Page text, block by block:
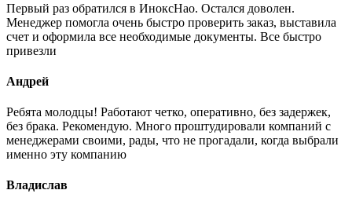
Первый раз обратился в ИноксНао. Остался доволен.
Менеджер помогла очень быстро проверить заказ, выставила
счет и оформила все необходимые документы. Все быстро
привезли
Андрей
Ребята молодцы! Работают четко, оперативно, без задержек,
без брака. Рекомендую. Много проштудировали компаний с
менеджерами своими, рады, что не прогадали, когда выбрали
именно эту компанию
Владислав